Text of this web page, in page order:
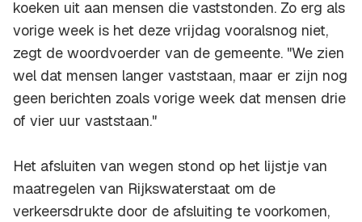
koeken uit aan mensen die vaststonden. Zo erg als
vorige week is het deze vrijdag vooralsnog niet,
zegt de woordvoerder van de gemeente. "We zien
wel dat mensen langer vaststaan, maar er zijn nog
geen berichten zoals vorige week dat mensen drie
of vier uur vaststaan."
Het afsluiten van wegen stond op het lijstje van
maatregelen van Rijkswaterstaat om de
verkeersdrukte door de afsluiting te voorkomen,